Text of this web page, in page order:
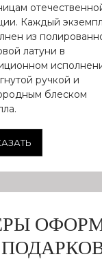
Каждый
из
латуни в
ручкой и
блеском